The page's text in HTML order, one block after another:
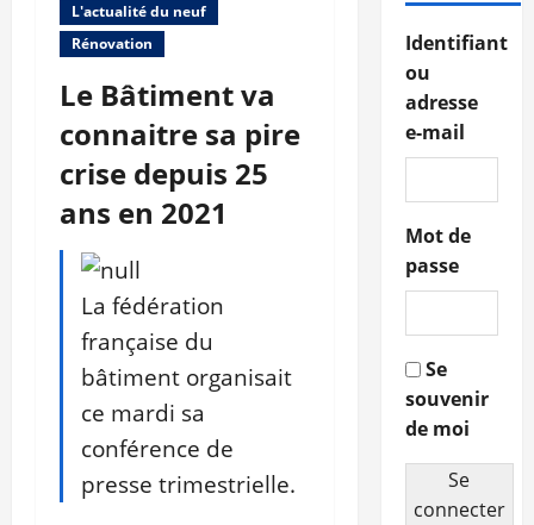
L'actualité du neuf
Rénovation
Le Bâtiment va
connaitre sa pire
crise depuis 25
ans en 2021
La fédération
française du
bâtiment organisait
ce mardi sa
conférence de
presse trimestrielle.
Identifiant
ou
adresse
e-mail
Mot de
passe
Se
souvenir
de moi
Se
connecter